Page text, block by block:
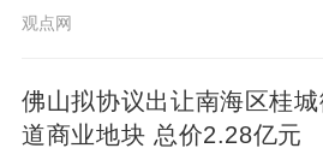
目
观点网
佛山拟协议出让南海区桂
道商业地块 总价2.28亿元